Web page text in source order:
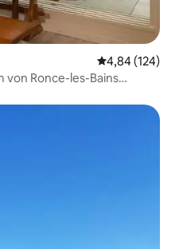
4,84 (124)
von Ronce-les-Bains